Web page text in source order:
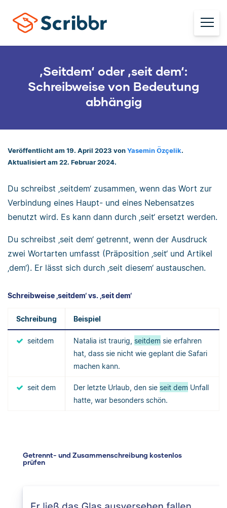
‚Seitdem‘ oder ‚seit dem‘:
Schreibweise von Bedeutung
abhängig
Veröffentlicht am 19. April 2023 von Yasemin Özçelik.
Aktualisiert am 22. Februar 2024.
Du schreibst ‚seitdem‘ zusammen, wenn das Wort zur
Verbindung eines Haupt- und eines Nebensatzes
benutzt wird. Es kann dann durch ‚seit‘ ersetzt werden.
Du schreibst ‚seit dem‘ getrennt, wenn der Ausdruck
zwei Wortarten umfasst (Präposition ‚seit‘ und Artikel
‚dem‘). Er lässt sich durch ‚seit diesem‘ austauschen.
Schreibweise ‚seitdem‘ vs. ‚seit dem‘
Schreibung Beispiel
seitdem Natalia ist traurig, seitdem sie erfahren
hat, dass sie nicht wie geplant die Safari
machen kann.
seit dem Der letzte Urlaub, den sie seit dem Unfall
hatte, war besonders schön.
Getrennt- und Zusammenschreibung kostenlos
prüfen